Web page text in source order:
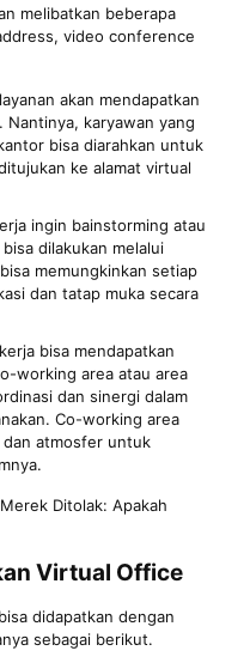
melibatkan beberapa
video conference
akan mendapatkan
Nantinya, karyawan yang
bisa diarahkan untuk
ke alamat virtual
ingin bainstorming atau
dilakukan melalui
memungkinkan setiap
dan tatap muka secara
bisa mendapatkan
working area atau area
dan sinergi dalam
Co-working area
dan atmosfer untuk
Ditolak: Apakah
Virtual Office
didapatkan dengan
sebagai berikut.